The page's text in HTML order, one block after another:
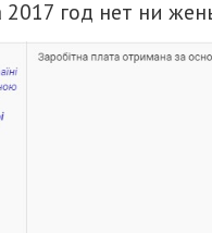
год нет ни